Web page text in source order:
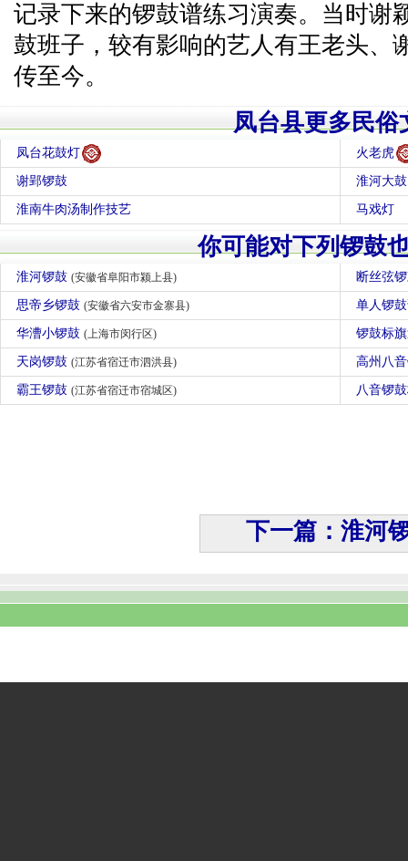
记录下来的锣鼓谱练习演奏。当时谢
鼓班子，较有影响的艺人有王老头、
传至今。
凤台县更多民俗
凤台花鼓灯 火老虎
谢郢锣鼓 淮河大鼓
淮南牛肉汤制作技艺 马戏灯
你可能对下列锣鼓
淮河锣鼓 (安徽省阜阳市颍上县) 断丝弦
思帝乡锣鼓 (安徽省六安市金寨县) 单人锣
华漕小锣鼓 (上海市闵行区) 锣鼓标
天岗锣鼓 (江苏省宿迁市泗洪县) 高州八
霸王锣鼓 (江苏省宿迁市宿城区) 八音锣
下一篇：淮河